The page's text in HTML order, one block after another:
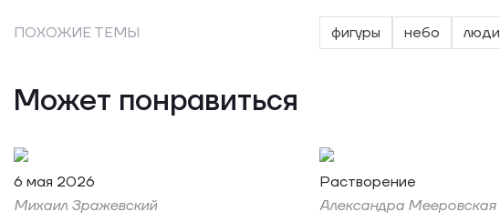
ПОХОЖИЕ ТЕМЫ фигуры небо люди
Может понравиться
6 мая 2026
Михаил Зражевский
Растворение
Александра Мееровская